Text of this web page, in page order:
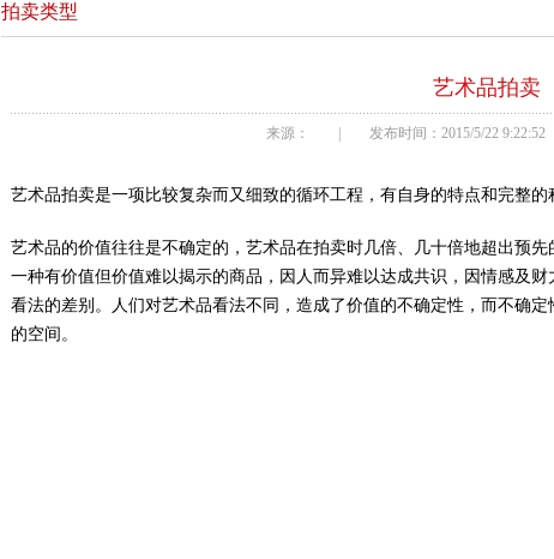
拍卖类型
艺术品拍卖
来源： | 发布时间：2015/5/22
艺术品拍卖是一项比较复杂而又细致的循环工程，有自身的特点和完整的
艺术品的价值往往是不确定的，艺术品在拍卖时几倍、几十倍地超出预
一种有价值但价值难以揭示的商品，因人而异难以达成共识，因情感及
看法的差别。人们对艺术品看法不同，造成了价值的不确定性，而不确
的空间。